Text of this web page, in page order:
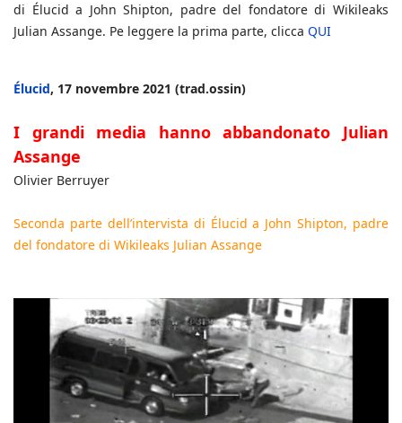
di Élucid a John Shipton, padre del fondatore di Wikileaks
Julian Assange. Pe leggere la prima parte, clicca QUI
Élucid, 17 novembre 2021 (trad.ossin)
I grandi media hanno abbandonato Julian
Assange
Olivier Berruyer
Seconda parte dell’intervista di Élucid a John Shipton, padre
del fondatore di Wikileaks Julian Assange